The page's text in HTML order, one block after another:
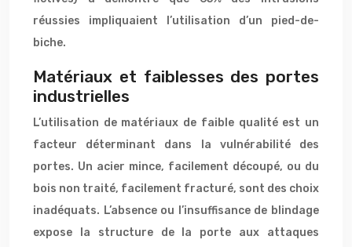
réussies impliquaient l’utilisation d’un pied-de-
biche.
Matériaux et faiblesses des portes
industrielles
L’utilisation de matériaux de faible qualité est un
facteur déterminant dans la vulnérabilité des
portes. Un acier mince, facilement découpé, ou du
bois non traité, facilement fracturé, sont des choix
inadéquats. L’absence ou l’insuffisance de blindage
expose la structure de la porte aux attaques